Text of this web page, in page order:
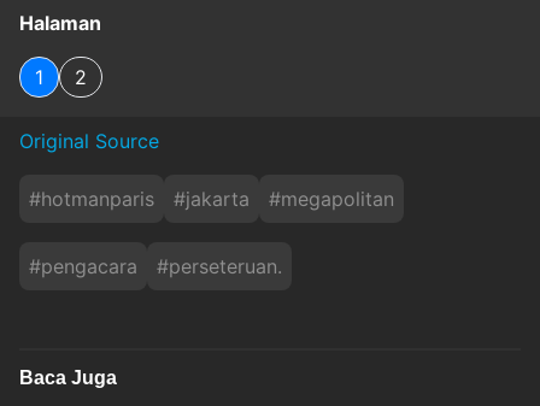
Halaman
1 2
Original Source
#hotmanparis #jakarta #megapolitan
#pengacara #perseteruan.
Baca Juga